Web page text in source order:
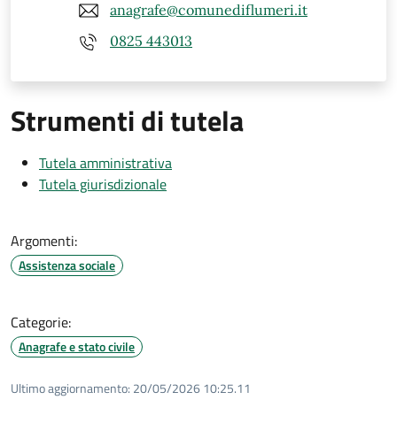
anagrafe@comunediflumeri.it
0825 443013
Strumenti di tutela
Tutela amministrativa
Tutela giurisdizionale
Argomenti:
Assistenza sociale
Categorie:
Anagrafe e stato civile
Ultimo aggiornamento: 20/05/2026 10:25.11